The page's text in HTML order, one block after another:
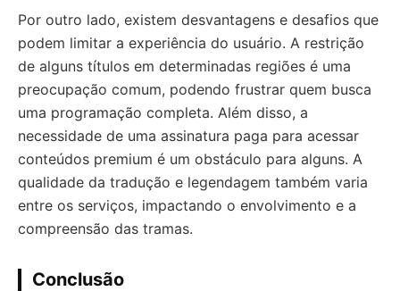
Por outro lado, existem desvantagens e desafios que
podem limitar a experiência do usuário. A restrição
de alguns títulos em determinadas regiões é uma
preocupação comum, podendo frustrar quem busca
uma programação completa. Além disso, a
necessidade de uma assinatura paga para acessar
conteúdos premium é um obstáculo para alguns. A
qualidade da tradução e legendagem também varia
entre os serviços, impactando o envolvimento e a
compreensão das tramas.
Conclusão